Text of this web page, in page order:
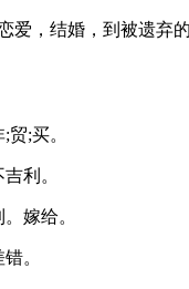
，结婚，到被遗弃的
;买。
利。
嫁给。
。